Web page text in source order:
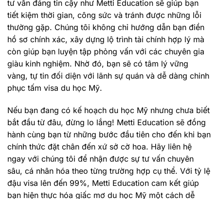
tư vấn đáng tin cậy như Metti Education sẽ giúp bạn
tiết kiệm thời gian, công sức và tránh được những lỗi
thường gặp. Chúng tôi không chỉ hướng dẫn bạn điền
hồ sơ chính xác, xây dựng lộ trình tài chính hợp lý mà
còn giúp bạn luyện tập phỏng vấn với các chuyên gia
giàu kinh nghiệm. Nhờ đó, bạn sẽ có tâm lý vững
vàng, tự tin đối diện với lãnh sự quán và dễ dàng chinh
phục tấm visa du học Mỹ.
Nếu bạn đang có kế hoạch du học Mỹ nhưng chưa biết
bắt đầu từ đâu, đừng lo lắng! Metti Education sẽ đồng
hành cùng bạn từ những bước đầu tiên cho đến khi bạn
chính thức đặt chân đến xứ sở cờ hoa. Hãy liên hệ
ngay với chúng tôi để nhận được sự tư vấn chuyên
sâu, cá nhân hóa theo từng trường hợp cụ thể. Với tỷ lệ
đậu visa lên đến 99%, Metti Education cam kết giúp
bạn hiện thực hóa giấc mơ du học Mỹ một cách dễ